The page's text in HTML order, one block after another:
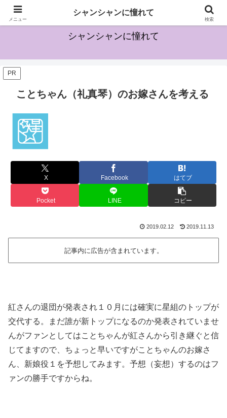
宝塚に興味を持ち始めた方のためになる情報を発信していきます
シャンシャンに憧れて
PR
ことちゃん（礼真琴）のお嫁さんを考える
X Facebook はてブ
Pocket LINE コピー
2019.02.12 2019.11.13
記事内に広告が含まれています。
紅さんの退団が発表され１０月には確実に星組のトップが
交代する。まだ誰が新トップになるのか発表されていませ
んがファンとしてはことちゃんが紅さんから引き継ぐと信
じてますので、ちょっと早いですがことちゃんのお嫁さ
ん、新娘役１を予想してみます。予想（妄想）するのはフ
ァンの勝手ですからね。
メニュー
シャンシャンに憧れて
検索